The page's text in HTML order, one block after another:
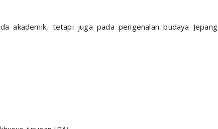
akademik, tetapi juga pada pengenalan budaya Jepang